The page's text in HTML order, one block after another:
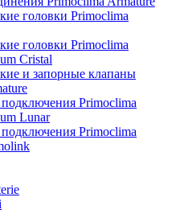
головки Primoclima
головки Primoclima
Cristal
и запорные клапаны
Primoclima
Lunar
Primoclima